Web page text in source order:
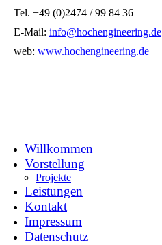
Tel. +49 (0)2474 / 99 84 36
E-Mail: info@hochengineering.de
web: www.hochengineering.de
Willkommen
Vorstellung
Projekte
Leistungen
Kontakt
Impressum
Datenschutz